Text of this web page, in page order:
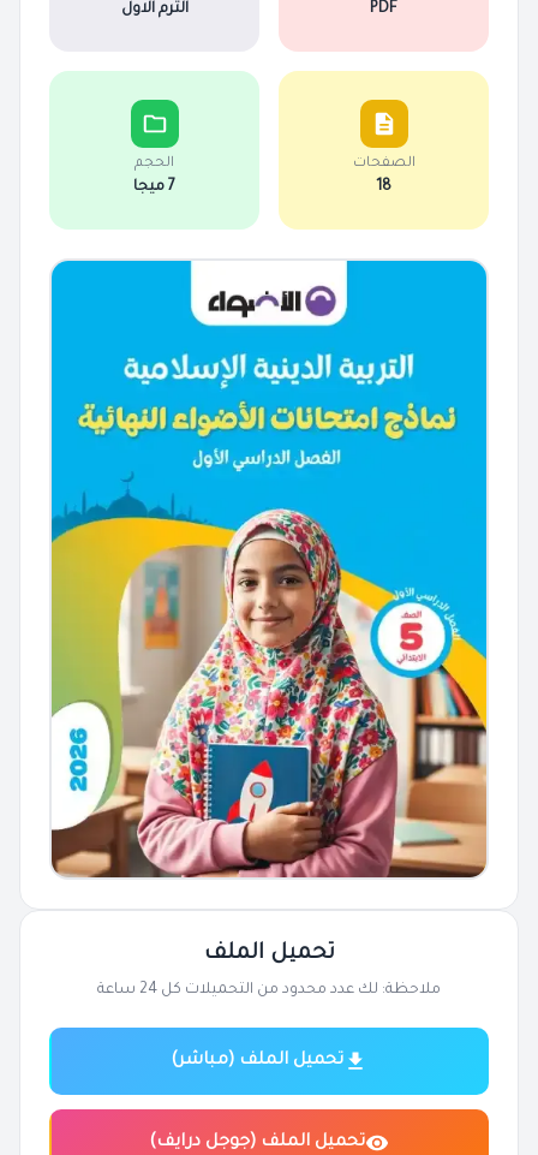
PDF الترم الاول
الصفحات
18
الحجم
7 ميجا
تحميل الملف
ملاحظة: لك عدد محدود من التحميلات كل 24 ساعة
تحميل الملف (مباشر)
تحميل الملف (جوجل درايف)